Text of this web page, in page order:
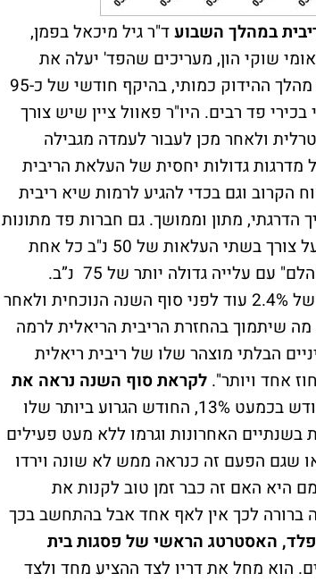
במהלך השבועד"ר גיל מיכאל בפמן,
שוקי הון, מעריכים שהפד' יעלה את
הריבית ב-50 נ”ב בדיון ה-FOMC בשבוע הבא וגם ישיק את מהלך ההידוק כמותי, בהיקף חודשי של כ-95
פד רבים. היו"ר פאוול ציין שיש צורך
ולאחר מכן לעבור לעמדה מגבילה
גדולות יחסית של העלאת הריבית
הקרוב וגם בכדי להגיע לרמות שיא ריבית
הדרגתי, מתון וממושך. גם חברות פד מתונות
יחסית כמו לייל ברינרד, סגנית היו"ר, ומרי דיילי, מצביעות על צורך בשתי העלאות של 50 נ"ב כל אחת
בהחלטות הקרובות. יש גם מספר חברי פד שתמכו בצעדי "הלם" עם עלייה גדולה יותר של 75 נ”ב.
השווקים מצפים שהפד יחזיר את הריבית לרמה הניטרלית של 2.4% עוד לפני סוף השנה הנוכחית ולאחר
לכמעט 3.5% בשנה הבאה, מה שיתמוך בהחזרת הריבית הריאלית לרמה
הבלתי מוצהר שלו של ריבית ריאלית
אחד ויותר". לקראת סוף השנה נראה את
מדד הנאסד"ק ירד במהלך החודש בכמעט 13%, החודש הגרוע ביותר שלו
בשנתיים האחרונות וגרמו ללא מעט פעילים
הפעם זה כנראה ממש לא שונה וירדו
היא האם זה כבר זמן טוב לקנות את
ברורה לכך אין לאף אחד אבל בהתחשב בכך
האסטרטג הראשי של פסגות בית
הוא מחל את דריו לצד ההציע מחד ולצד